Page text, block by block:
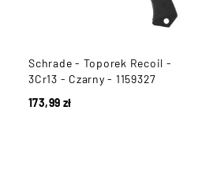
Schrade - Toporek Recoil -
3Cr13 - Czarny - 1159327
173,99 zł